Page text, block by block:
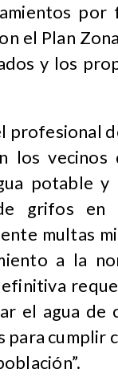
el Plan
y los
profesional
los
potable
grifos en
multas
a la
el agua de
para